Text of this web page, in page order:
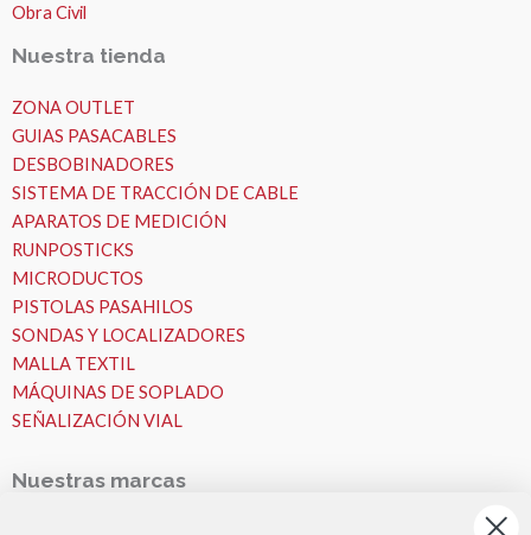
Obra Civil
Nuestra tienda
ZONA OUTLET
GUIAS PASACABLES
DESBOBINADORES
SISTEMA DE TRACCIÓN DE CABLE
APARATOS DE MEDICIÓN
RUNPOSTICKS
MICRODUCTOS
PISTOLAS PASAHILOS
SONDAS Y LOCALIZADORES
MALLA TEXTIL
MÁQUINAS DE SOPLADO
SEÑALIZACIÓN VIAL
Nuestras marcas